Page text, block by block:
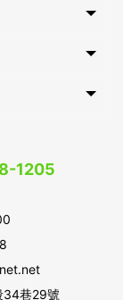
1205
34巷29號